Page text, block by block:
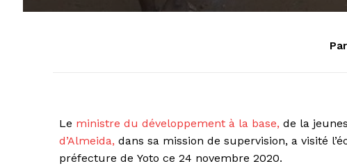
Le ministre du développement à la base, de la
d’Almeida, dans sa mission de supervision, a visité
préfecture de Yoto ce 24 novembre 2020.